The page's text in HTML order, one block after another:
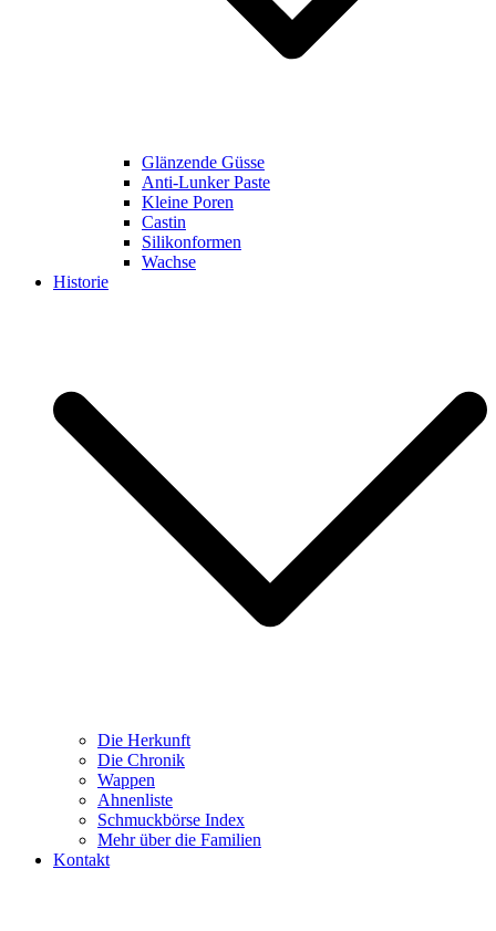
Glänzende Güsse
Anti-Lunker Paste
Kleine Poren
Castin
Silikonformen
Wachse
Historie
Die Herkunft
Die Chronik
Wappen
Ahnenliste
Schmuckbörse Index
Mehr über die Familien
Kontakt